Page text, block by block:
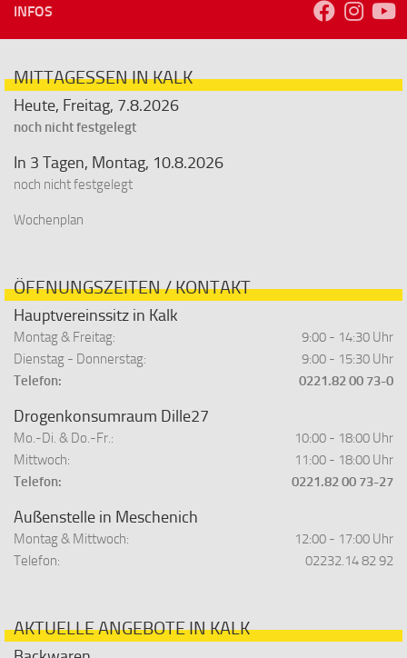
INFOS
MITTAGESSEN IN KALK
Heute, Freitag, 7.8.2026
noch nicht festgelegt
In 3 Tagen, Montag, 10.8.2026
noch nicht festgelegt
Wochenplan
ÖFFNUNGSZEITEN / KONTAKT
Hauptvereinssitz in Kalk
Montag & Freitag:
9:00 - 14:30 Uhr
Dienstag - Donnerstag:
9:00 - 15:30 Uhr
Telefon:
0221.82 00 73-0
Drogenkonsumraum Dille27
Mo.-Di. & Do.-Fr.:
10:00 - 18:00 Uhr
Mittwoch:
11:00 - 18:00 Uhr
Telefon:
0221.82 00 73-27
Außenstelle in Meschenich
Montag & Mittwoch:
12:00 - 17:00 Uhr
Telefon:
02232.14 82 92
AKTUELLE ANGEBOTE IN KALK